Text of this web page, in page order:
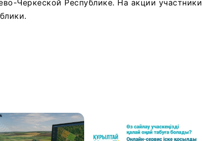
Черкеской Республике. На акции участники